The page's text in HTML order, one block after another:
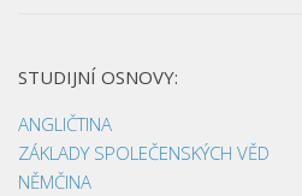
STUDIJNÍ OSNOVY:
ANGLIČTINA
ZÁKLADY SPOLEČENSKÝCH VĚD
NĚMČINA